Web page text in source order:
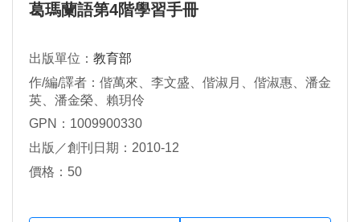
葛瑪蘭語第4階學習手冊
出版單位： 教育部
作/編/譯者：偕萬來、李文盛、偕淑月、偕淑惠、潘金
英、潘金榮、賴玥伶
GPN：1009900330
出版／創刊日期：2010-12
價格：50